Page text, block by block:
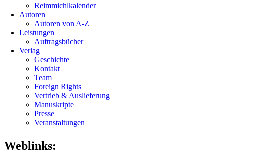
Reimmichlkalender
Autoren
Autoren von A-Z
Leistungen
Auftragsbücher
Verlag
Geschichte
Kontakt
Team
Foreign Rights
Vertrieb & Auslieferung
Manuskripte
Presse
Veranstaltungen
Weblinks: